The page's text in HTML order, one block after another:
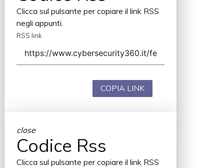
Clicca sul pulsante per copiare il link RSS
negli appunti.
RSS link
COPIA LINK
close
Codice Rss
Clicca sul pulsante per copiare il link RSS